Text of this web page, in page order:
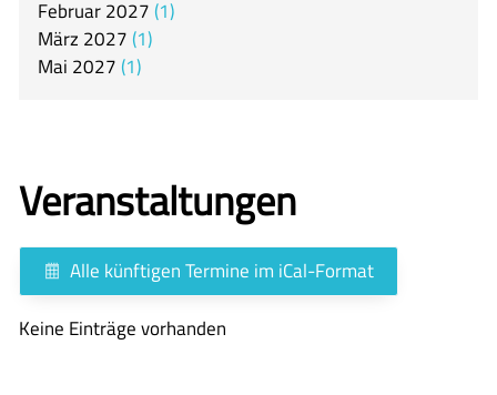
Kontakt
Februar2027 1
März 2027 1
Mai 2027 1
Veranstaltungen
Alle künftigen Termine im iCal-Format
Keine Einträge vorhanden